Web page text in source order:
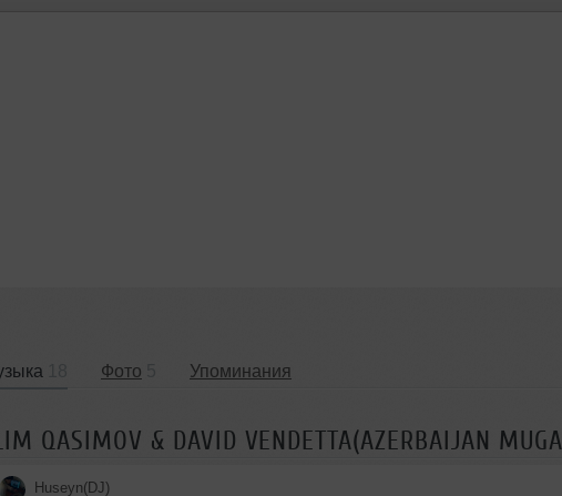
Фото Упоминания
QASIMOV & DAVID VENDETTA(AZERBAIJAN
Huseyn(DJ)